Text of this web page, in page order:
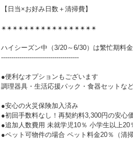
【日当×お好み日数＋清掃費】
✴✴✴✴✴✴✴✴✴✴✴✴✴✴✴✴✴
ハイシーズン中（3/20～6/30）は繁忙期料
--------------------------------------
●便利なオプションもございます
調理器具・生活応援パック・食器セットな
●安心の火災保険加入済み
●初回手数料なし！再契約料3,300円の安心
●追加人数費用 未就学児10％ 小学生以上20
●ペット可物件の場合 ペット料金20％（清